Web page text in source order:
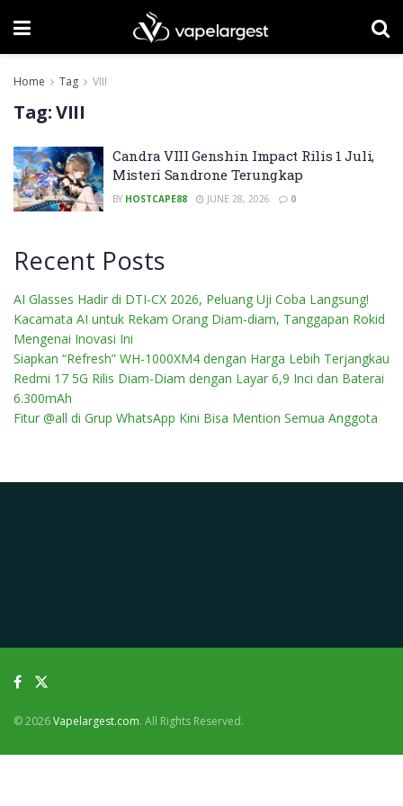
Home Tag VIII
Tag:VIII
Candra VIII Genshin Impact Rilis 1 Juli,
Misteri Sandrone Terungkap
BY HOSTCAPE88 JUNE 28, 2026 0
Recent Posts
AI Glasses Hadir di DTI-CX 2026, Peluang Uji Coba Langsung!
Kacamata AI untuk Rekam Orang Diam-diam, Tanggapan Rokid
Mengenai Inovasi Ini
Siapkan “Refresh” WH-1000XM4 dengan Harga Lebih Terjangkau
Redmi 17 5G Rilis Diam-Diam dengan Layar 6,9 Inci dan Baterai
6.300mAh
Fitur @all di Grup WhatsApp Kini Bisa Mention Semua Anggota
© 2026Vapelargest.com. All Rights Reserved.